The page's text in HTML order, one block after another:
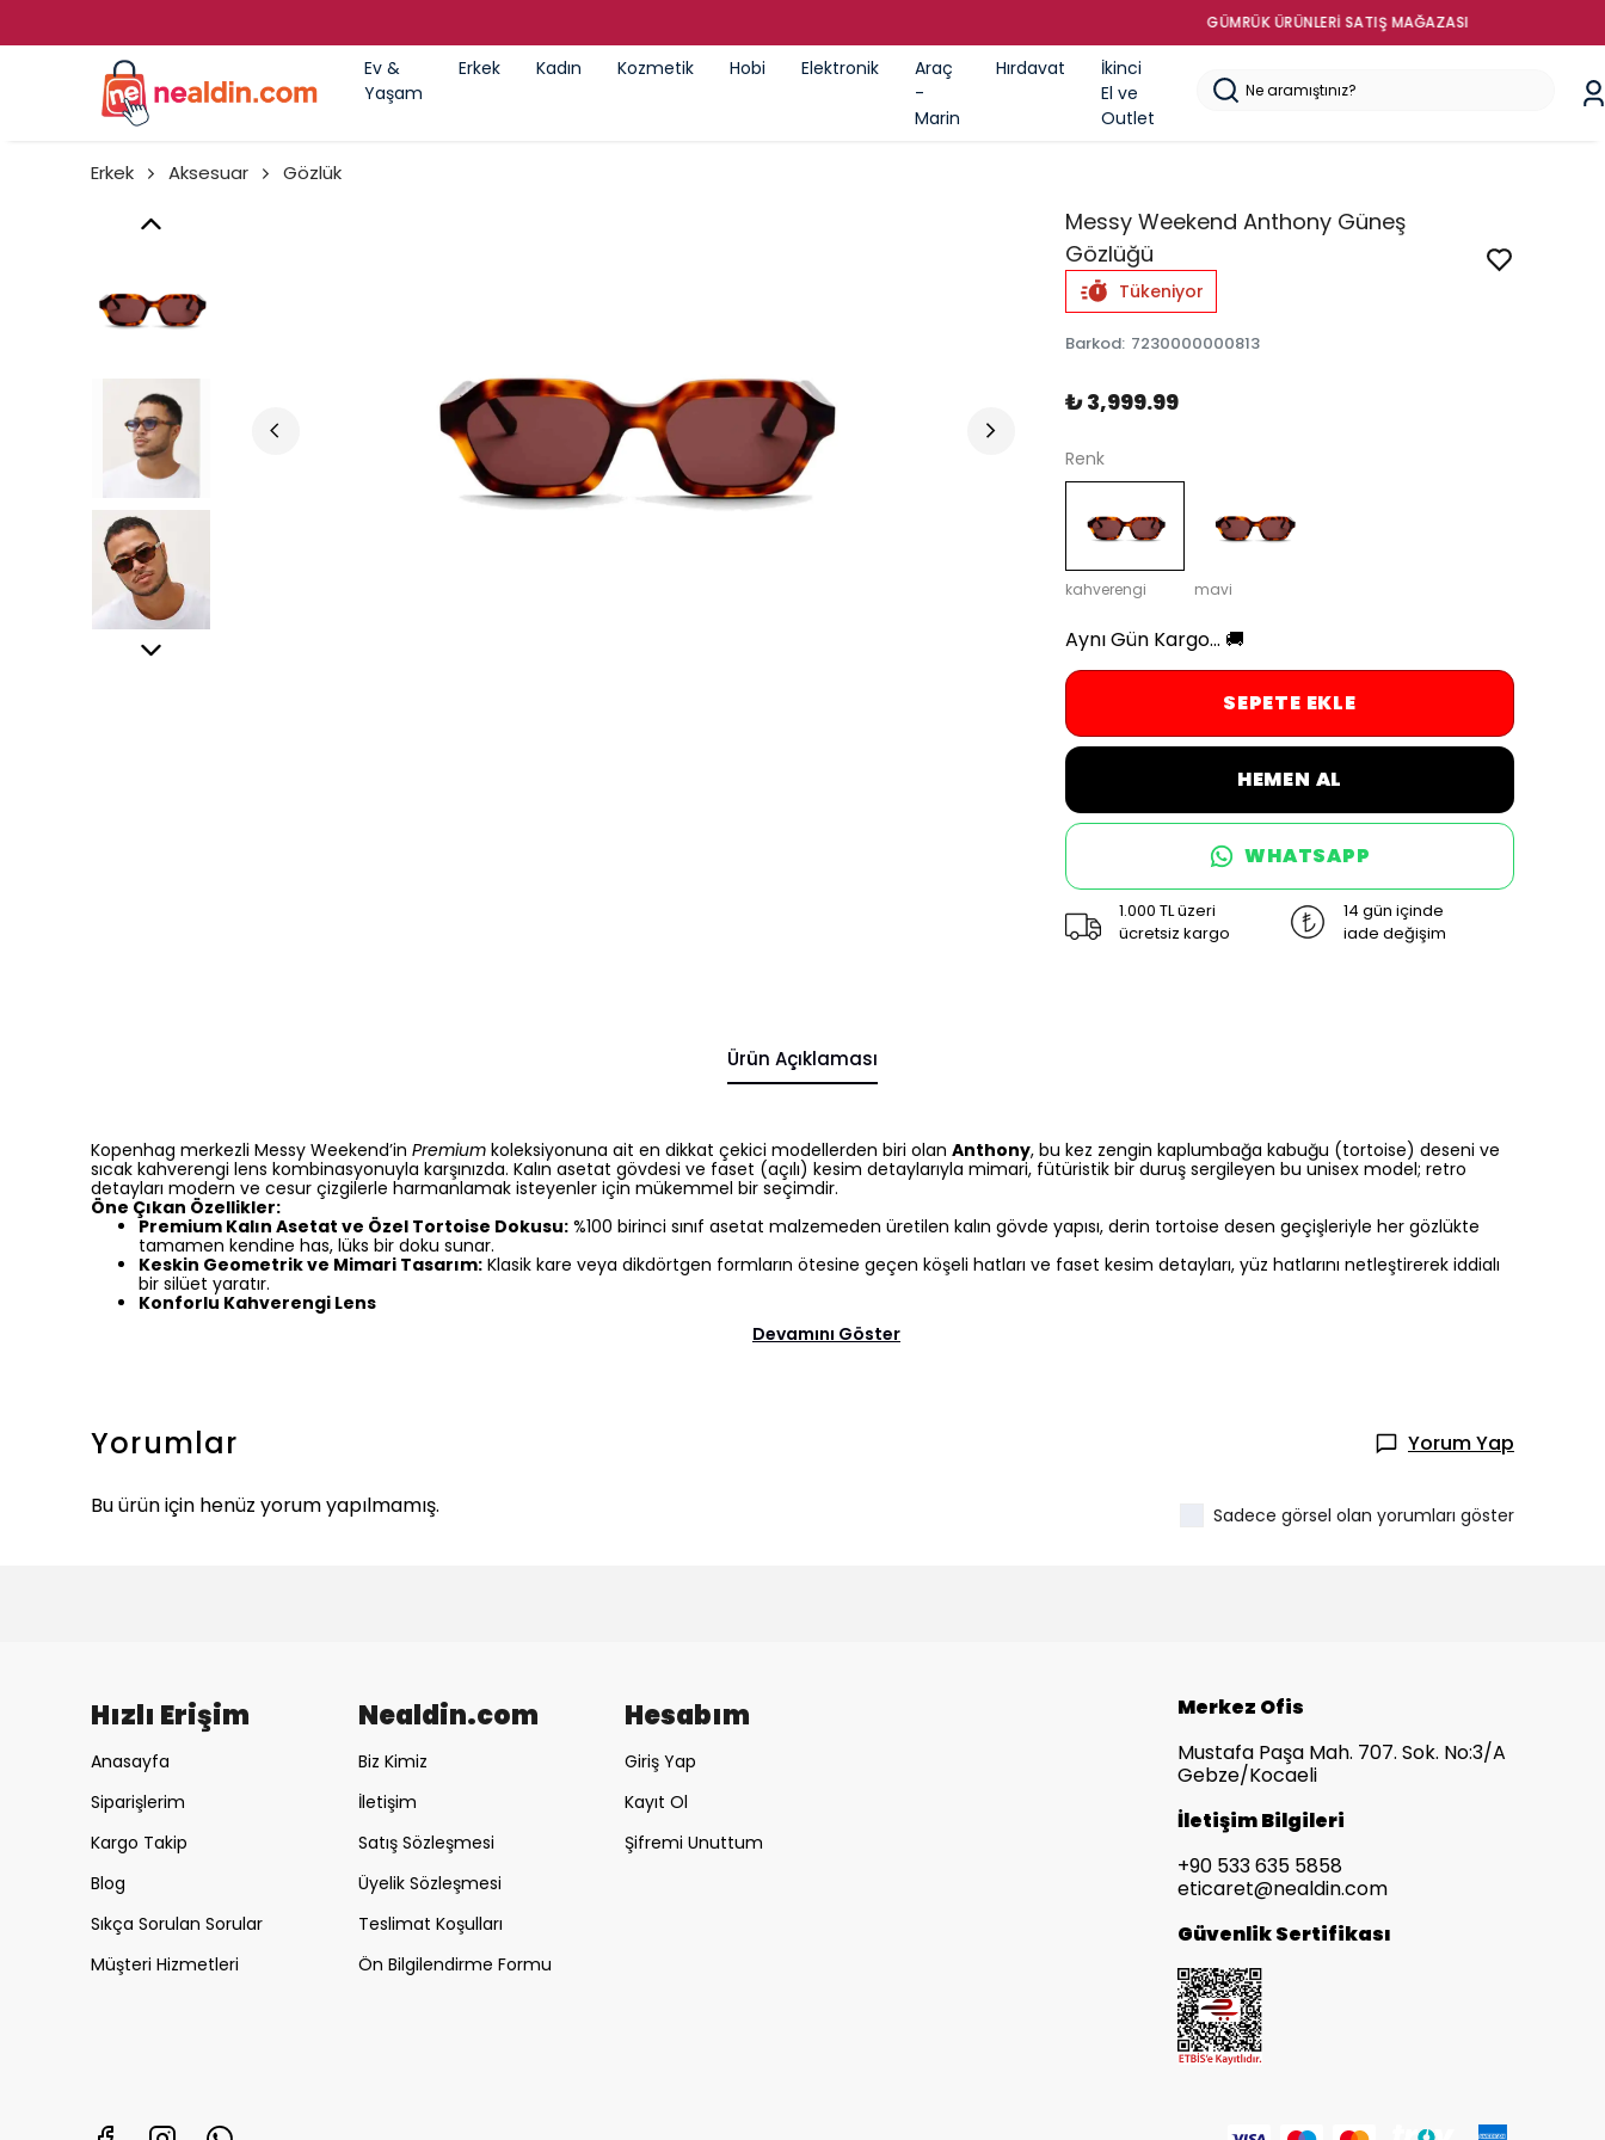
Ev &
Yaşam
Erkek Kadın Kozmetik Hobi Elektronik
Araç
-
Marin
Hırdavat
İkinci
El ve
Outlet
Erkek Aksesuar Gözlük
Messy Weekend Anthony Güneş
Gözlüğü
Tükeniyor
Barkod: 7230000000813
₺ 3,999.99
Renk
kahverengi mavi
Aynı Gün Kargo... 🚚
SEPETE EKLE
HEMEN AL
WHATSAPP
1.000 TL üzeri
ücretsiz kargo
14 gün içinde
iade değişim
Ürün Açıklaması
Kopenhag merkezli Messy Weekend’in Premium koleksiyonuna ait en dikkat çekici modellerden biri olan Anthony, bu kez zengin kaplumbağa kabuğu (tortoise) deseni ve
sıcak kahverengi lens kombinasyonuyla karşınızda. Kalın asetat gövdesi ve faset (açılı) kesim detaylarıyla mimari, fütüristik bir duruş sergileyen bu unisex model; retro
detayları modern ve cesur çizgilerle harmanlamak isteyenler için mükemmel bir seçimdir.
Öne Çıkan Özellikler:
Premium Kalın Asetat ve Özel Tortoise Dokusu: %100 birinci sınıf asetat malzemeden üretilen kalın gövde yapısı, derin tortoise desen geçişleriyle her gözlükte
tamamen kendine has, lüks bir doku sunar.
Keskin Geometrik ve Mimari Tasarım: Klasik kare veya dikdörtgen formların ötesine geçen köşeli hatları ve faset kesim detayları, yüz hatlarını netleştirerek iddialı
bir silüet yaratır.
Konforlu Kahverengi Lens
Devamını Göster
Yorumlar Yorum Yap
Bu ürün için henüz yorum yapılmamış. Sadece görsel olan yorumları göster
Hızlı Erişim
Anasayfa
Siparişlerim
Kargo Takip
Blog
Sıkça Sorulan Sorular
Müşteri Hizmetleri
Nealdin.com
Biz Kimiz
İletişim
Satış Sözleşmesi
Üyelik Sözleşmesi
Teslimat Koşulları
Ön Bilgilendirme Formu
Hesabım
Giriş Yap
Kayıt Ol
Şifremi Unuttum
Merkez Ofis
Mustafa Paşa Mah. 707. Sok. No:3/A
Gebze/Kocaeli
İletişim Bilgileri
+90 533 635 5858
eticaret@nealdin.com
Güvenlik Sertifikası